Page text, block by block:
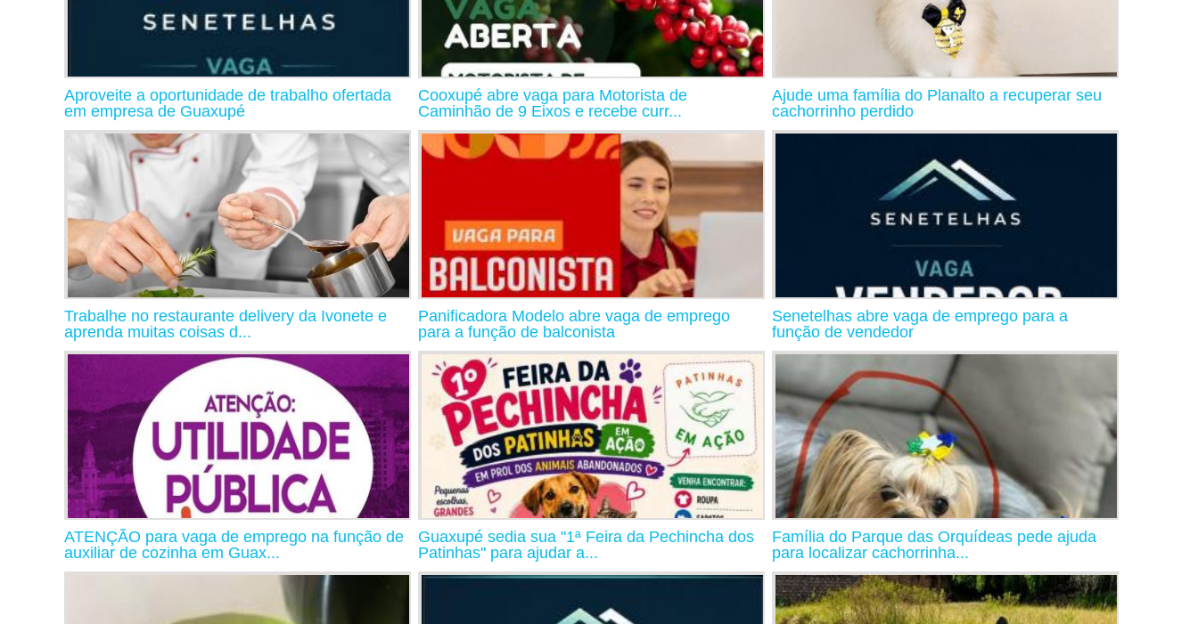
Aproveite a oportunidade de trabalho ofertada
em empresa de Guaxupé
Cooxupé abre vaga para Motorista de
Caminhão de 9 Eixos e recebe curr...
Ajude uma família do Planalto a recuperar seu
cachorrinho perdido
Trabalhe no restaurante delivery da Ivonete e
aprenda muitas coisas d...
Panificadora Modelo abre vaga de emprego
para a função de balconista
Senetelhas abre vaga de emprego para a
função de vendedor
ATENÇÃO para vaga de emprego na função de
auxiliar de cozinha em Guax...
Guaxupé sedia sua "1ª Feira da Pechincha dos
Patinhas" para ajudar a...
Família do Parque das Orquídeas pede ajuda
para localizar cachorrinha...